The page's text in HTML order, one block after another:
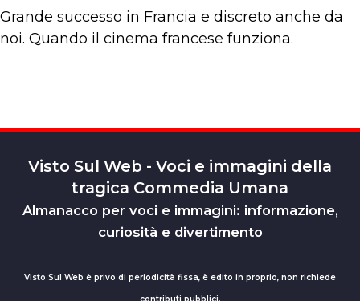
Grande successo in Francia e discreto anche da
noi. Quando il cinema francese funziona.
Visto Sul Web - Voci e immagini della
tragica Commedia Umana
Almanacco per voci e immagini: informazione,
curiosità e divertimento
Visto Sul Web è privo di periodicità fissa, è edito in proprio, non richiede